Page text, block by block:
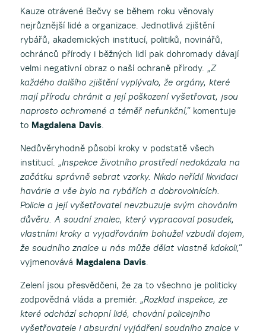
Kauze otrávené Bečvy se během roku věnovaly
nejrůznější lidé a organizace. Jednotlivá zjištění
rybářů, akademických institucí, politiků, novinářů,
ochránců přírody i běžných lidí pak dohromady dávají
velmi negativní obraz o naší ochraně přírody.„Z
každého dalšího zjištění vyplývalo, že orgány, které
mají přírodu chránit a její poškození vyšetřovat, jsou
naprosto ochromené a téměř nefunkční,“komentuje
to Magdalena Davis
Nedůvěryhodně působí kroky v podstatě všech
institucí.„Inspekce životního prostředí nedokázala na
začátku správně sebrat vzorky. Nikdo neřídil likvidaci
havárie a vše bylo na rybářích a dobrovolnících.
Policie a její vyšetřovatel nevzbuzuje svým chováním
důvěru. A soudní znalec, který vypracoval posudek,
vlastními kroky a vyjadřováním bohužel vzbudil dojem,
že soudního znalce u nás může dělat vlastně kdokoli,“
vyjmenovává Magdalena Davis
Zelení jsou přesvědčeni, že za to všechno je politicky
zodpovědná vláda a premiér.„Rozklad inspekce, ze
které odchází schopní lidé, chování policejního
vyšetřovatele i absurdní vyjádření soudního znalce v